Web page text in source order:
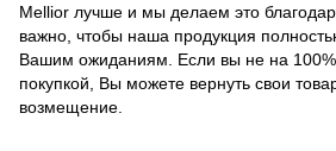
Mellior лучше и мы делаем это
важно, чтобы наша продукция
Вашим ожиданиям. Если вы не на
покупкой, Вы можете вернуть свои
возмещение.